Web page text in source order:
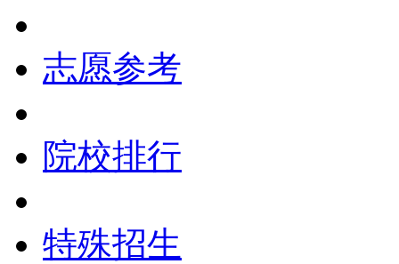
志愿参考
院校排行
特殊招生